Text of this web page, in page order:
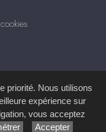
(SGC)imagenia, créé et
priorité. Nous utilisons
expérience sur
vous acceptez
Accepter